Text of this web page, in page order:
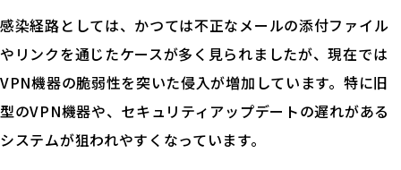
感染経路としては、かつては不正なメールの添付ファイル
やリンクを通じたケースが多く見られましたが、現在では
VPN機器の脆弱性を突いた侵入が増加しています。特に旧
型のVPN機器や、セキュリティアップデートの遅れがある
システムが狙われやすくなっています。